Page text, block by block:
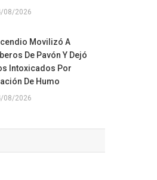
08/2026
Movilizó A
De Pavón Y Dejó
Intoxicados Por
De Humo
08/2026